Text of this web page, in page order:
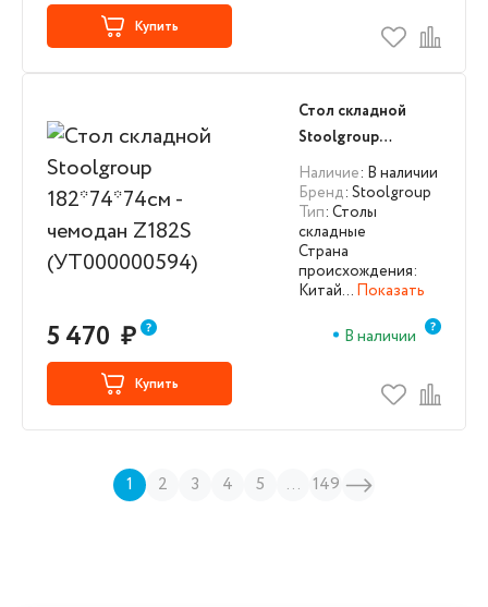
Купить
Стол складной
Stoolgroup
182*74*74см -
чемодан Z182S
(УТ000000594)
Наличие: В наличии
Бренд: Stoolgroup
Тип: Столы
складные
Страна
происхождения:
Китай… Показать
5 470 ₽ В наличии
Купить
1 2 3 4 5 ... 149